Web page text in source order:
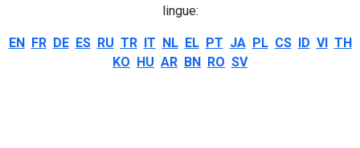
lingue:
EN FR DE ES RU TR IT NL EL PT JA PL CS ID VI TH
KO HU AR BN RO SV